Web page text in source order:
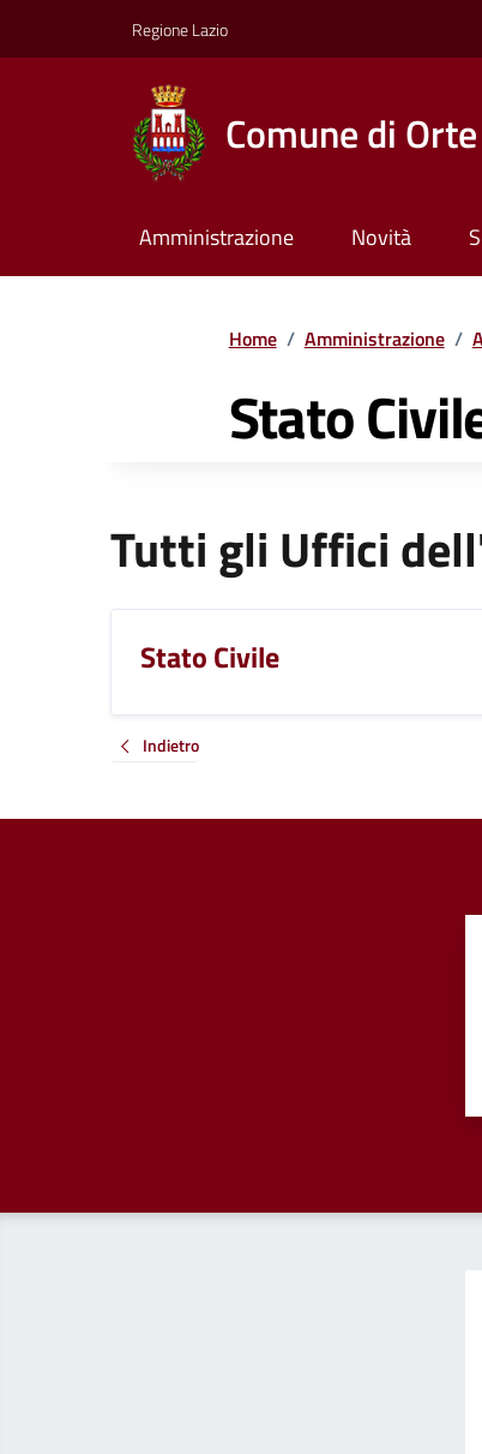
Regione Lazio
Comune di Orte
Amministrazione Novità
Home / Amministrazione /
Stato
Tutti gli Uffici
Stato Civile
Indietro